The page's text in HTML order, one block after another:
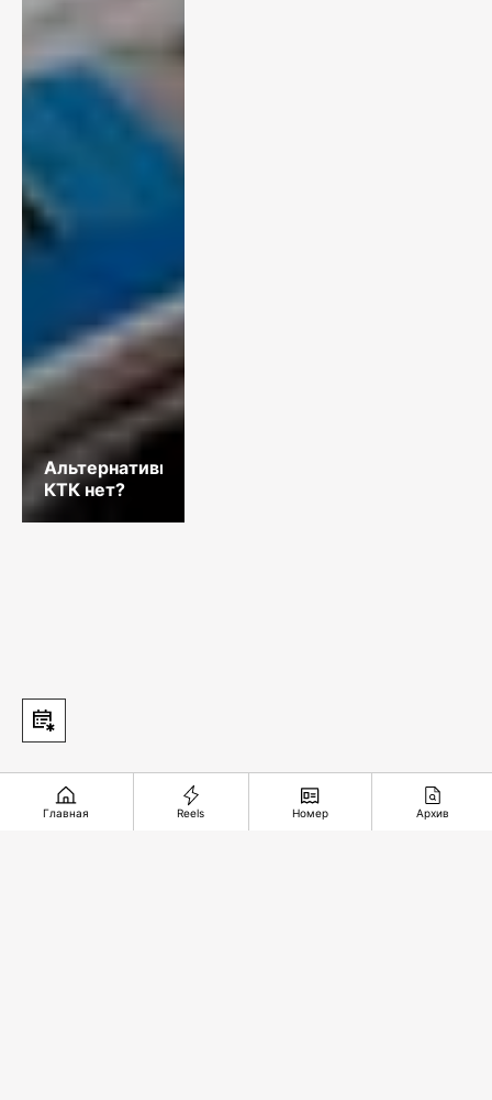
Альтернативы
КТК нет?
Главная Reels Номер Архив